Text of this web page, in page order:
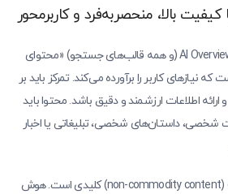
بالا، منحصربه‌فرد و کاربرمحور
پایه و اساس موفقیت در AI Overviews (و همه قالب‌های جستجو) «محتوای
نیازهای کاربر را برآورده می‌کند. تمرکز باید بر
اطلاعات ارزشمند و دقیق باشد. محتوا باید
شخصی، داستان‌های شخصی، تبلیغاتی یا اخبار
اصطلاح «محتوای غیرکالایی» (non-commodity content) کلیدی است. هوش